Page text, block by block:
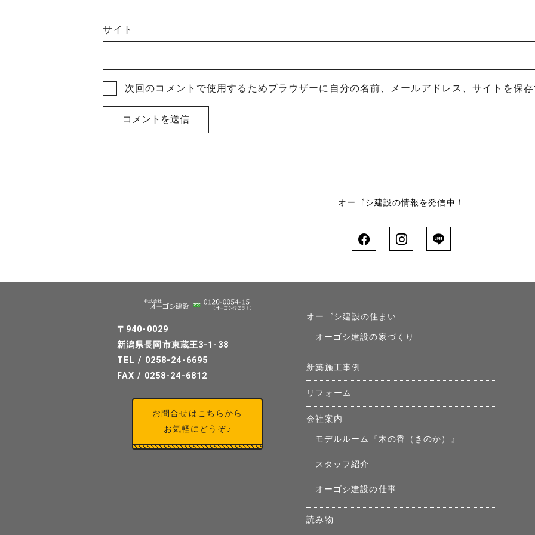
サイト
次回のコメントで使用するためブラウザーに自分の名前、メールアドレス、サイトを保
オーゴシ建設の情報を発信中！
〒940-0029
新潟県長岡市東蔵王3-1-38
TEL / 0258-24-6695
FAX / 0258-24-6812
お問合せはこちらから
お気軽にどうぞ♪
オーゴシ建設の住まい
オーゴシ建設の家づくり
新築施工事例
リフォーム
会社案内
モデルルーム『木の香（きのか）』
スタッフ紹介
オーゴシ建設の仕事
読み物